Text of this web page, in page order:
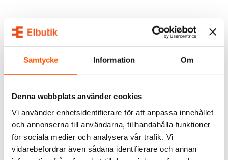
Samtycke Information Om
Denna webbplats använder cookies
Vi använder enhetsidentifierare för att anpassa innehållet
och annonserna till användarna, tillhandahålla funktioner
för sociala medier och analysera vår trafik. Vi
vidarebefordrar även sådana identifierare och annan
Promoco Laddkabel Typ
2 16A 3-fas
från1 575,00 kr
ALTERNATIVA PRODUKTER